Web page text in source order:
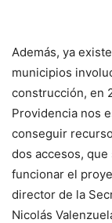
Además, ya
municipios
construcción, en
Providencia nos
conseguir
dos accesos,
funcionar el
director de la
Nicolás